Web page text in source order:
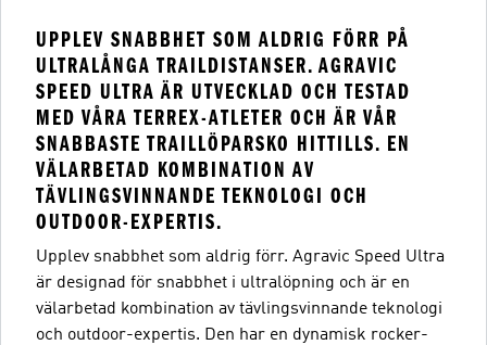
UPPLEV SNABBHET SOM ALDRIG FÖRR PÅ
ULTRALÅNGA TRAILDISTANSER. AGRAVIC
SPEED ULTRA ÄR UTVECKLAD OCH TESTAD
MED VÅRA TERREX-ATLETER OCH ÄR VÅR
SNABBASTE TRAILLÖPARSKO HITTILLS. EN
VÄLARBETAD KOMBINATION AV
TÄVLINGSVINNANDE TEKNOLOGI OCH
OUTDOOR-EXPERTIS.
Upplev snabbhet som aldrig förr. Agravic Speed Ultra
är designad för snabbhet i ultralöpning och är en
välarbetad kombination av tävlingsvinnande teknologi
och outdoor-expertis. Den har en dynamisk rocker-